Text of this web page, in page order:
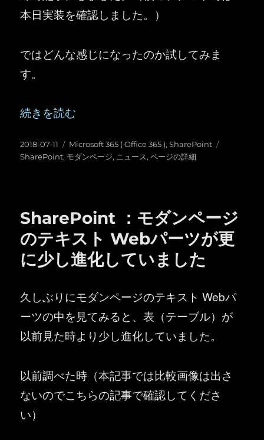
本日実装を確認しました。）
ではどんな感じになったのか試してみま
す。
“SharePoint ：モダンページやニュースから列
続きを読む
投
稿
2018-07-11
カ
テ
Microsoft 365 ( Office 365 ),SharePoint
SharePoint, モダンページ, ニュース,ページの詳細
SharePoint ：モダンページ
のテキスト Webパーツが更
に少し進化していました
久しぶりにモダンページのテキスト Webパ
ーツの中を見てみると、表（テーブル）が
以前見た時より少し進化していました。
以前調べた時（本記事では比較画像は出さ
ないのでこちらの記事で確認してくださ
い）